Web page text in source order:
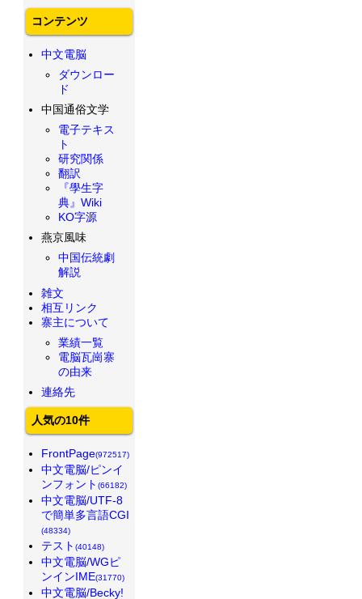
コンテンツ
中文電脳
ダウンロー
ド
中国通俗文学
電子テキス
ト
研究関係
翻訳
『學生字
典』Wiki
KO字源
燕京風味
中国伝統劇
解説
雑文
相互リンク
寨主について
業績一覧
電脳瓦崗寨
の由来
連絡先
人気の10件
FrontPage(972517)
中文電脳/ピンイ
ンフォント (66182)
中文電脳/UTF-8
で簡単多言語CGI
(48334)
テスト (40148)
中文電脳/WGピ
ンインIME(31770)
中文電脳/Becky!